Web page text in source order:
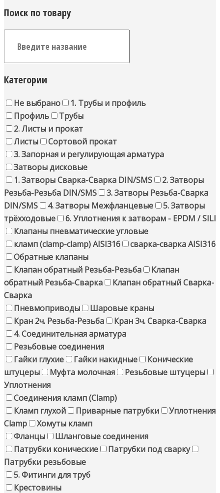
Поиск по товару
Категории
Не выбрано
1. Трубы и профиль
Профиль
Трубы
2. Листы и прокат
Листы
Сортовой прокат
3. Запорная и регулирующая арматура
Затворы дисковые
1. Затворы Сварка-Сварка DIN/SMS
2. Затворы
Резьба-Резьба DIN/SMS
3. Затворы Резьба-Сварка
DIN/SMS
4. Затворы Межфланцевые
5. Затворы
трёхходовые
6. Уплотнения к затворам - EPDM / SILI
Клапаны пневматические угловые
кламп (clamp-clamp) AISI316
сварка-сварка AISI316
Обратные клапаны
Клапан обратный Резьба-Резьба
Клапан
обратный Резьба-Сварка
Клапан обратный Сварка-
Сварка
Пневмоприводы
Шаровые краны
Кран 2ч. Резьба-Резьба
Кран 3ч. Сварка-Сварка
4. Соединительная арматура
Резьбовые соединения
Гайки глухие
Гайки накидные
Конические
штуцеры
Муфта молочная
Резьбовые штуцеры
Уплотнения
Соединения кламп (Clamp)
Кламп глухой
Приварные патрубки
Уплотнения
Clamp
Хомуты кламп
Фланцы
Шланговые соединения
Патрубки конические
Патрубки под сварку
Патрубки резьбовые
5. Фитинги для труб
Крестовины